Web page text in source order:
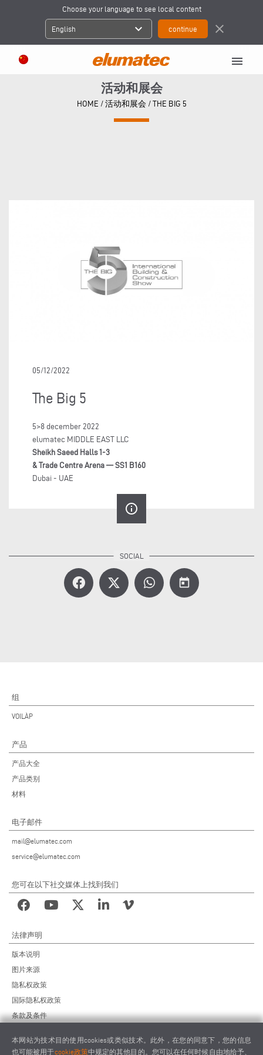
Choose your language to see local content
English expand_more close
menu
活动和展会
HOME / 活动和展会/ THE BIG 5
05/12/2022
The Big 5
5>8 december 2022
elumatec MIDDLE EAST LLC
Sheikh Saeed Halls 1-3
& Trade Centre Arena — SS1 B160
Dubai - UAE
info_outline
today
组
VOILÀP
产品
产品大全
产品类别
材料
电子邮件
mail@elumatec.com
service@elumatec.com
您可在以下社交媒体上找到我们
法律声明
版本说明
图片来源
隐私权政策
国际隐私权政策
条款及条件
供应商行为准则
本网站为技术目的使用cookies或类似技术。此外，在您的同意下，您的信息
也可能被用于cookie政策中规定的其他目的。您可以在任何时候自由地给予、